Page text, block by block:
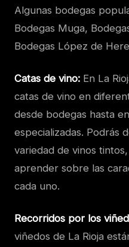
Algunas bodegas
Bodegas Muga,
Bodegas López de
Catas de vino: En La
catas de vino en
desde bodegas hasta
especializadas. Podrás
variedad de vinos
aprender sobre las
cada uno.
Recorridos por los
viñedos de La Rioja